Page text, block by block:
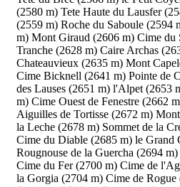
(2580 m) Tete Haute du Lausfer
(2559 m) Roche du Saboule (2594
m) Mont Giraud (2606 m) Cime du
Tranche (2628 m) Caire Archas
Chateauvieux (2635 m) Mont
Cime Bicknell (2641 m) Pointe de
des Lauses (2651 m) l'Alpet (2653
m) Cime Ouest de Fenestre (2662
Aiguilles de Tortisse (2672 m)
la Leche (2678 m) Sommet de la
Cime du Diable (2685 m) le Grand
Rougnouse de la Guercha (2694 m)
Cime du Fer (2700 m) Cime de
la Gorgia (2704 m) Cime de Rogue